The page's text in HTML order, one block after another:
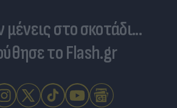
μένεις στο σκοτάδι...
το Flash.gr